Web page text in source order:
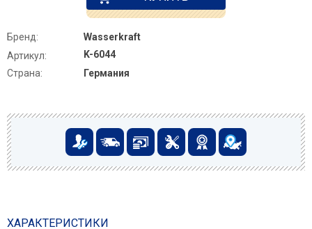
Бренд:
Wasserkraft
Артикул:
K-6044
Страна:
Германия
ХАРАКТЕРИСТИКИ